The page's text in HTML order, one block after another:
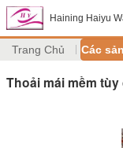
Haining Haiyu
Trang Chủ Các
Thoải mái mềm